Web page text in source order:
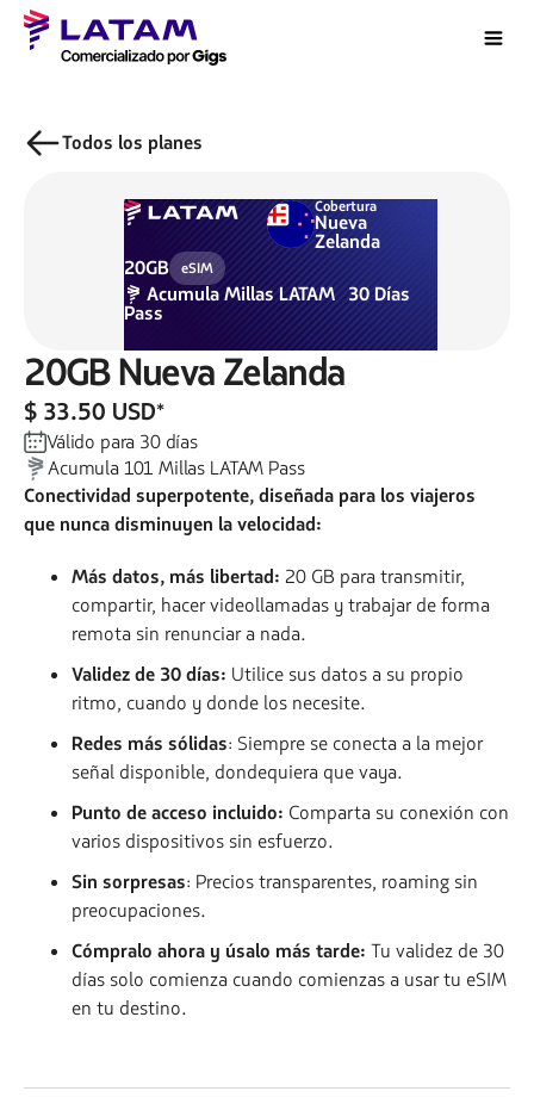
Todos los planes
Cobertura
Nueva
Zelanda
20GB
eSIM
AcumulaMillas LATAM
Pass
30Días
20GBNueva Zelanda
$ 33.50 USD*
Válido para 30días
Acumula101 Millas LATAM Pass
Conectividad superpotente, diseñada para los viajeros
que nunca disminuyen la velocidad:
Más datos, más libertad: 20 GB para transmitir,
compartir, hacer videollamadas y trabajar de forma
remota sin renunciar a nada.
Validez de 30 días: Utilice sus datos a su propio
ritmo, cuando y donde los necesite.
Redes más sólidas: Siempre se conecta a la mejor
señal disponible, dondequiera que vaya.
Punto de acceso incluido: Comparta su conexión con
varios dispositivos sin esfuerzo.
Sin sorpresas: Precios transparentes, roaming sin
preocupaciones.
Cómpralo ahora y úsalo más tarde: Tu validez de 30
días solo comienza cuando comienzas a usar tu eSIM
en tu destino.